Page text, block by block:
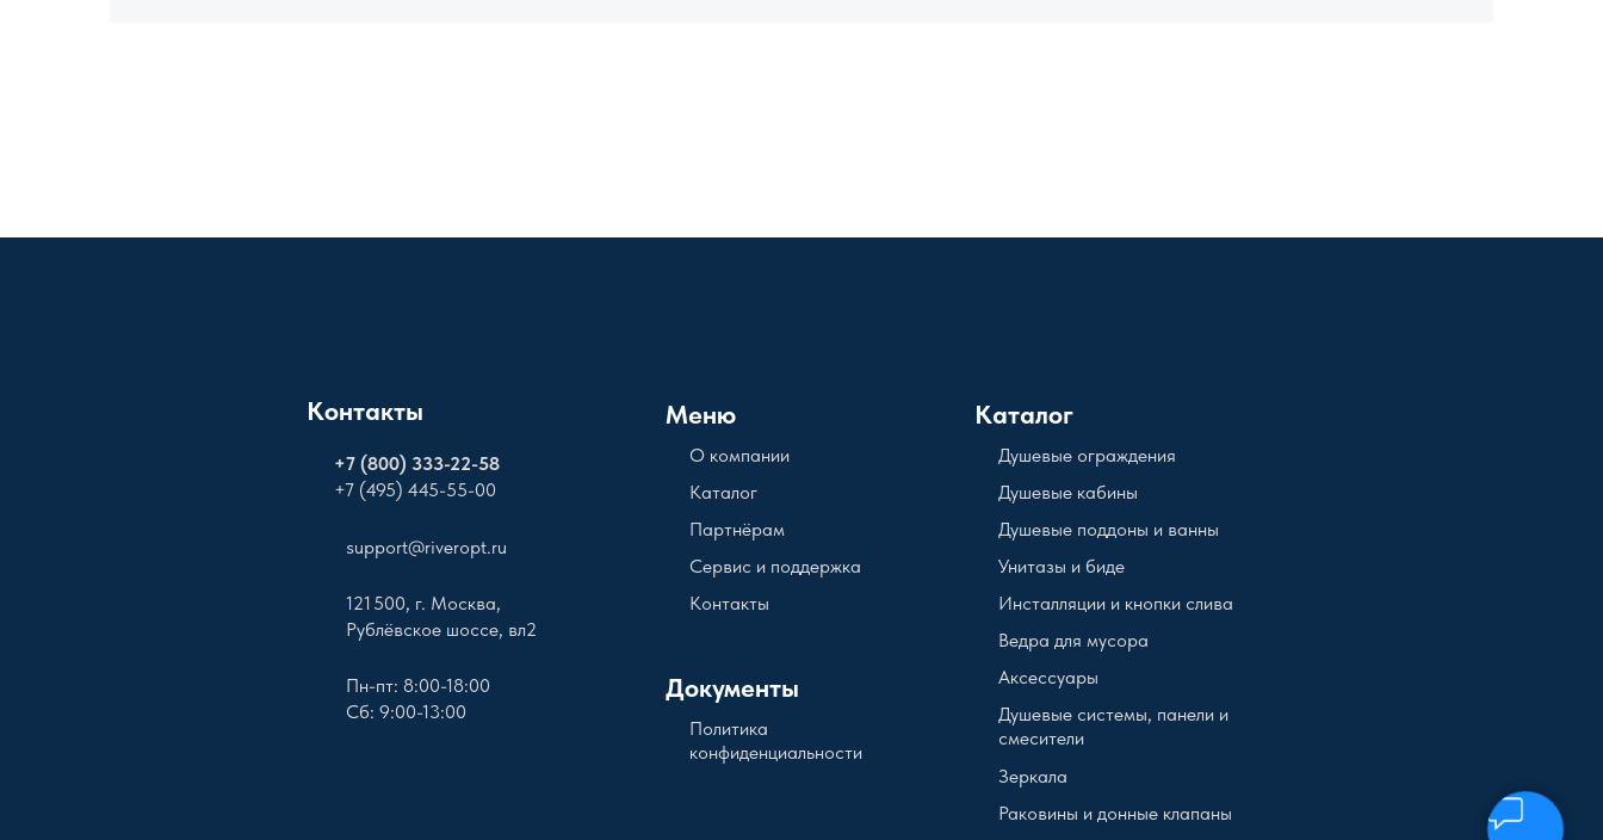
Контакты
+7 (800) 333-22-58
+7 (495) 445-55-00
support@riveropt.ru
Меню
121 500, г. Москва,
Рублёвское шоссе, вл2
О компании
Документы
Пн-пт: 8:00-18:00
Сб: 9:00-13:00
Каталог
Политика
конфиденциальности
Партнёрам
Сервис и поддержка
Контакты
Каталог
Душевые кабины
Душевые поддоны и ванны
Унитазы и биде
Инсталляции и кнопки слива
Ведра для мусора
Аксессуары
Душевые системы, панели и
смесители
Зеркала
Раковины и донные клапаны
Душевые ограждения